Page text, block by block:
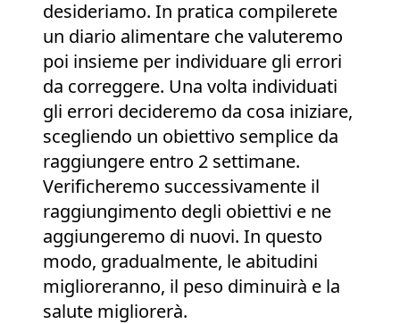
desideriamo. In pratica compilerete
un diario alimentare che valuteremo
poi insieme per individuare gli errori
da correggere. Una volta individuati
gli errori decideremo da cosa iniziare,
scegliendo un obiettivo semplice da
raggiungere entro 2 settimane.
Verificheremo successivamente il
raggiungimento degli obiettivi e ne
aggiungeremo di nuovi. In questo
modo, gradualmente, le abitudini
miglioreranno, il peso diminuirà e la
salute migliorerà.